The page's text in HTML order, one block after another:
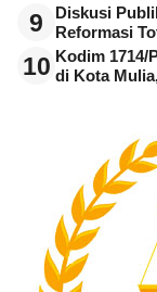
9
Diskusi
Reformasi
10 Kodim 1714/
di Kota